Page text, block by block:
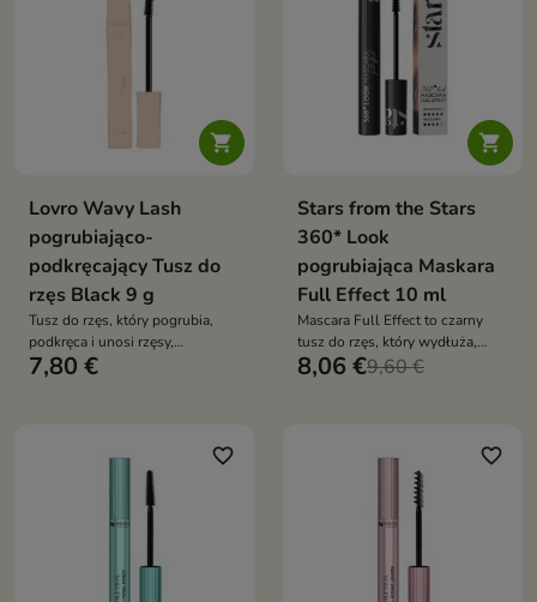

Lovro Wavy Lash
pogrubiająco-
podkręcający Tusz do
rzęs Black 9 g
Tusz do rzęs, który pogrubia,
podkręca i unosi rzęsy,
zapewniając intensywnie czarny
7,80 €

Stars from the Stars
360* Look
pogrubiająca Maskara
Full Effect 10 ml
Mascara Full Effect to czarny
tusz do rzęs, który wydłuża,
pogrubia i podkręca rzęsy,
rozdzielenie bez sklejania
8,06 €9,60 €
favorite_border favorite_border